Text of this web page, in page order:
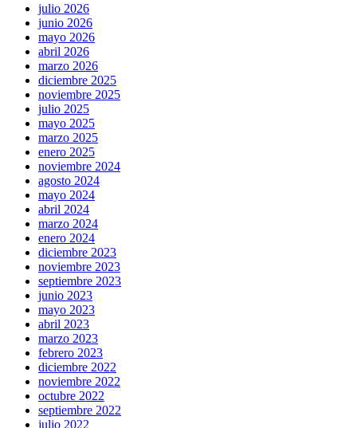
julio 2026
junio 2026
mayo 2026
abril 2026
marzo 2026
diciembre 2025
noviembre 2025
julio 2025
mayo 2025
marzo 2025
enero 2025
noviembre 2024
agosto 2024
mayo 2024
abril 2024
marzo 2024
enero 2024
diciembre 2023
noviembre 2023
septiembre 2023
junio 2023
mayo 2023
abril 2023
marzo 2023
febrero 2023
diciembre 2022
noviembre 2022
octubre 2022
septiembre 2022
julio 2022